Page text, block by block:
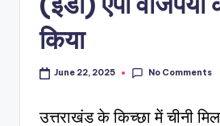
किया
June 22, 2025 No Comments
उत्तराखंड के किच्छा में चीनी